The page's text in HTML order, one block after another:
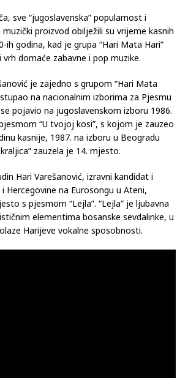
sve “jugoslavenska” popularnost i
proizvod obilježili su vrijeme kasnih
ih godina, kad je grupa “Hari Mata Hari”
domaće zabavne i pop muzike.
je zajedno s grupom “Hari Mata
na nacionalnim izborima za Pjesmu
pojavio na jugoslavenskom izboru 1986.
“U tvojoj kosi”, s kojom je zauzeo
kasnije, 1987. na izboru u Beogradu
zauzela je 14. mjesto.
Hari Varešanović, izravni kandidat i
Hercegovine na Eurosongu u Ateni,
s pjesmom “Lejla”. “Lejla” je ljubavna
elementima bosanske sevdalinke, u
Harijeve vokalne sposobnosti.